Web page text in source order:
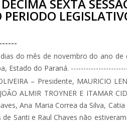
SEXTA
PERIODO
do mês de novembro do ano de
Estado do Paraná.
– Presidente, MAURICIO
ALMIR TROYNER E ITAMAR
Ana Maria Correa da Silva,
Santi e Raul Chaves não